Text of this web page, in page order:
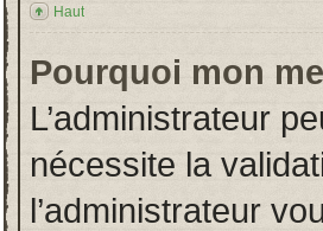
Haut
Pourquoi mon
L’administrateur
nécessite la
l’administrateur